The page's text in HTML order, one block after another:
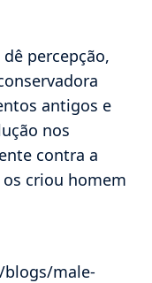
percepção,
antigos e
nos
contra a
criou homem
male-